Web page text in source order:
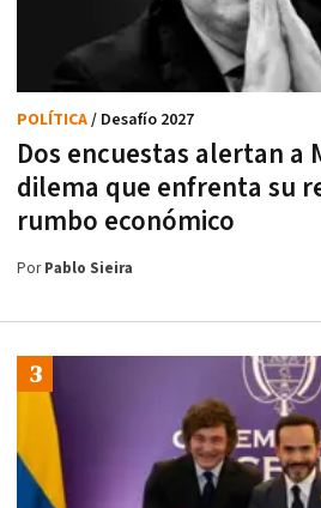
Dos encuestas alertan a
dilema que enfrenta su
rumbo económico
POLÍTICA/ Desafío 2027
PorPablo Sieira